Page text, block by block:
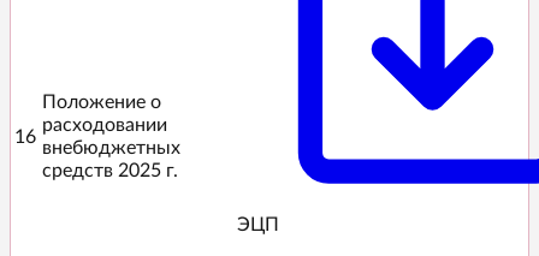
16
Положение о
расходовании
внебюджетных
средств 2025 г.
ЭЦП️